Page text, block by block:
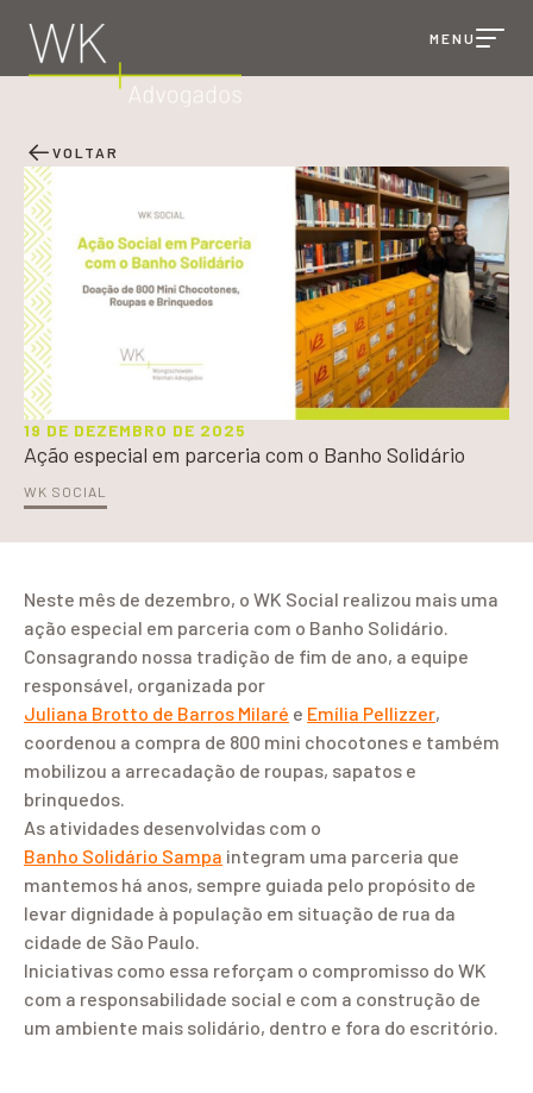
MENU
FALE COM OWK
VOLTAR
19 DE DEZEMBRO DE 2025
Ação especial em parceria com o Banho Solidário
WK SOCIAL
Neste mês de dezembro, o WK Social realizou mais uma
ação especial em parceria com o Banho Solidário.
Consagrando nossa tradição de fim de ano, a equipe
responsável, organizada por
Juliana Brotto de Barros Milaré e Emília Pellizzer,
coordenou a compra de 800 mini chocotones e também
mobilizou a arrecadação de roupas, sapatos e
brinquedos.
As atividades desenvolvidas com o
Banho Solidário Sampa integram uma parceria que
mantemos há anos, sempre guiada pelo propósito de
levar dignidade à população em situação de rua da
cidade de São Paulo.
Iniciativas como essa reforçam o compromisso do WK
com a responsabilidade social e com a construção de
um ambiente mais solidário, dentro e fora do escritório.